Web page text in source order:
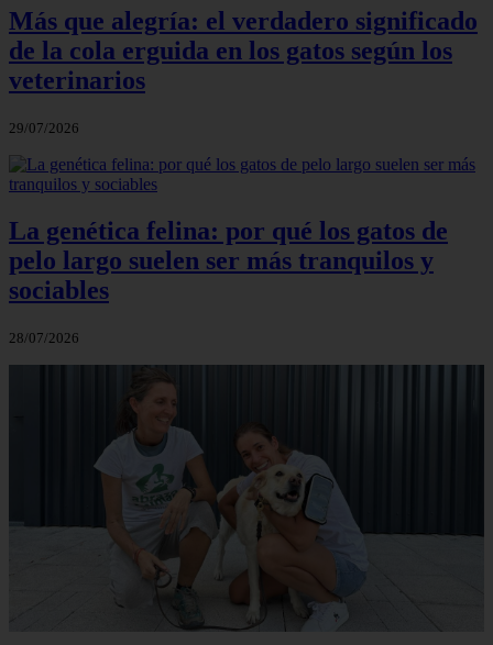
Más que alegría: el verdadero significado
de la cola erguida en los gatos según los
veterinarios
29/07/2026
La genética felina: por qué los gatos de
pelo largo suelen ser más tranquilos y
sociables
28/07/2026